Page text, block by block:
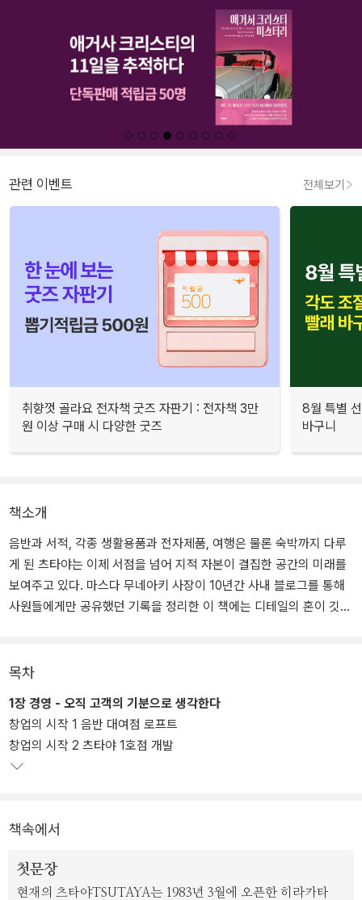
관련 이벤트 전체보기
취향껏 골라요 전자책 굿즈 자판기 : 전자책 3만
원 이상 구매 시 다양한 굿즈
8월 특별
바구니
책소개
음반과 서적, 각종 생활용품과 전자제품, 여행은 물론 숙박까지 다루
게 된 츠타야는 이제 서점을 넘어 지적 자본이 결집한 공간의 미래를
보여주고 있다. 마스다 무네아키 사장이 10년간 사내 블로그를 통해
사원들에게만 공유했던 기록을 정리한 이 책에는 디테일의 혼이 깃든
‘기획이란 생각한다고 생기는 것이 아니라 경험에서 생겨난 마음’이라
의 콘셉트로 츠타야의 공간을 설계했다. 츠타야의 겉모습만 보고 벤
치마킹해서는 결코 성공을 거둘 수 없는 이유다.
책의 전반에 일관되게 강조하고 있는 각오와 노력, 중요하지만 당연
시절의 열정으로 ‘성공이란 1,000번의 시도 중 3번만 찾아온다’ ‘매일
의 삶의 방식에 좋은 결단을 내릴 답이 있다’고 말하는 그의 진솔한 이
야기는 이 책을 읽는 이들 각자의 일상과 앞으로의 삶의 태도를 다시
목차
1장 경영 - 오직 고객의 기분으로 생각한다
창업의 시작 1 음반 대여점 로프트
창업의 시작 2 츠타야 1호점 개발
책속에서
첫문장
현재의 츠타야TSUTAYA는 1983년 3월에 오픈한 히라카타